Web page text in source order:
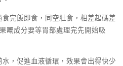
食完飯即食，同空肚食，相差起碼差
嘅成分要等胃部處理完先開始吸
水，促進血液循環，效果會出得快少